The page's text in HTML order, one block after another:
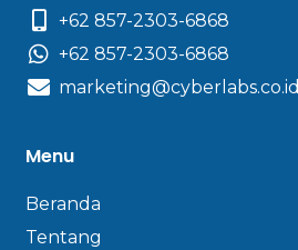
+62 857-2303-6868
+62 857-2303-6868
marketing@cyberlabs.co.id
Menu
Beranda
Tentang